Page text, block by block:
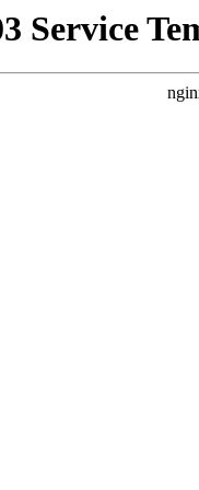
Service